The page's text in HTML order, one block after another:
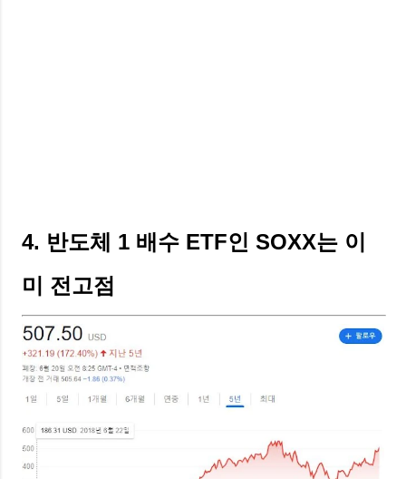
4. 반도체 1 배수 ETF인 SOXX는 이
미 전고점